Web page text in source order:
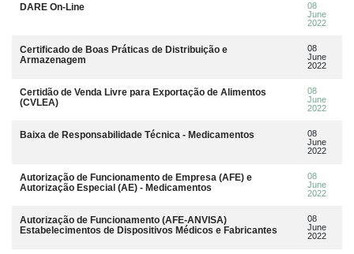
DARE On-Line
08
June
2022
Certificado de Boas Práticas de Distribuição e
Armazenagem
08
June
2022
Certidão de Venda Livre para Exportação de Alimentos
(CVLEA)
08
June
2022
Baixa de Responsabilidade Técnica - Medicamentos
08
June
2022
Autorização de Funcionamento de Empresa (AFE) e
Autorização Especial (AE) - Medicamentos
08
June
2022
Autorização de Funcionamento (AFE-ANVISA)
Estabelecimentos de Dispositivos Médicos e Fabricantes
08
June
2022